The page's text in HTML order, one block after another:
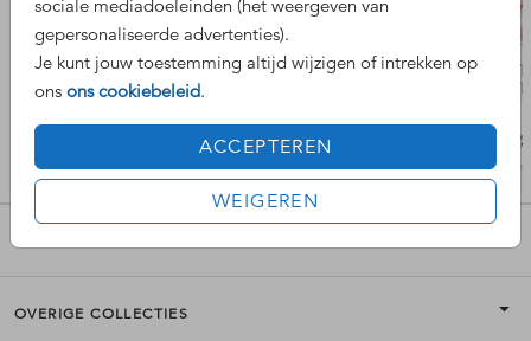
sociale mediadoeleinden (het weergeven van
gepersonaliseerde advertenties).
Je kunt jouw toestemming altijd wijzigen of intrekken op
ons ons cookiebeleid.
ACCEPTEREN
WEIGEREN
OVERIGE COLLECTIES